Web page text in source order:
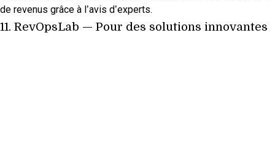
de revenus grâce à l’avis d’experts.
11. RevOpsLab — Pour des solutions innovantes